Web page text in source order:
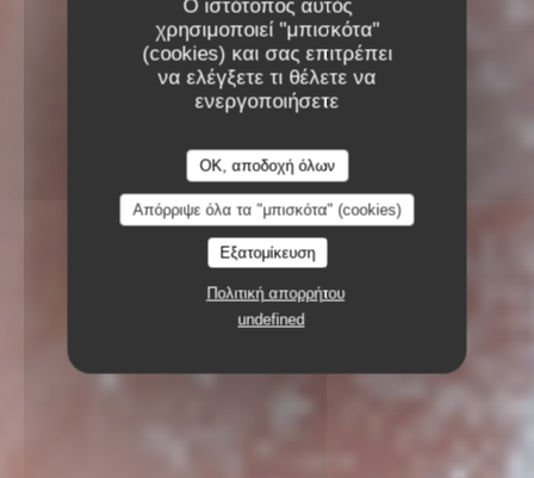
Ο ιστότοπος αυτός
χρησιμοποιεί "μπισκότα"
(cookies) και σας επιτρέπει
να ελέγξετε τι θέλετε να
ενεργοποιήσετε
OK, αποδοχή όλων
Απόρριψε όλα τα "μπισκότα" (cookies)
Εξατομίκευση
Πολιτική απορρήτου
undefined